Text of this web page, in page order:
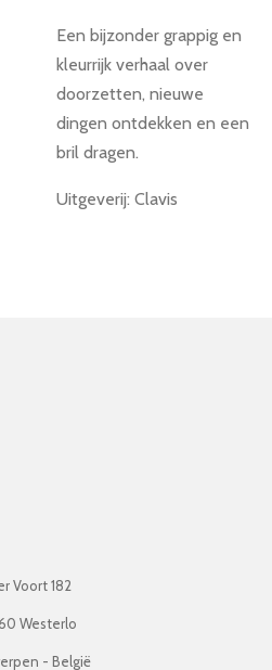
Een bijzonder grappig en
kleurrijk verhaal over
doorzetten, nieuwe
dingen ontdekken en een
bril dragen.
Uitgeverij: Clavis
Voort 182
Westerlo
- België